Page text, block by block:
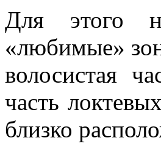
Для этого
«любимые»
волосистая
часть
близко